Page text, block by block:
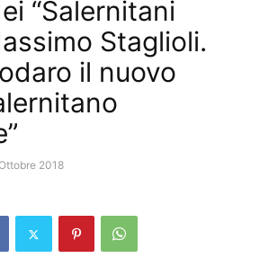
“Salernitani
Staglioli.
il nuovo
2018